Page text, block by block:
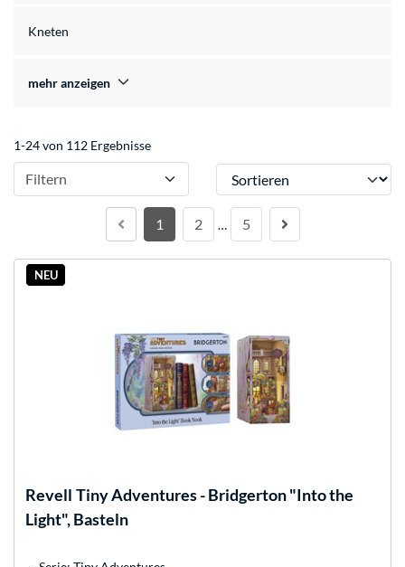
Kneten
mehr anzeigen
1-24 von 112 Ergebnisse
Filtern Sortieren
1 2 … 5
NEU
Revell Tiny Adventures - Bridgerton "Into the
Light", Basteln